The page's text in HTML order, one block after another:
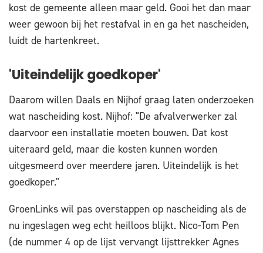
kost de gemeente alleen maar geld. Gooi het dan maar
weer gewoon bij het restafval in en ga het nascheiden,
luidt de hartenkreet.
'Uiteindelijk goedkoper'
Daarom willen Daals en Nijhof graag laten onderzoeken
wat nascheiding kost. Nijhof: "De afvalverwerker zal
daarvoor een installatie moeten bouwen. Dat kost
uiteraard geld, maar die kosten kunnen worden
uitgesmeerd over meerdere jaren. Uiteindelijk is het
goedkoper."
GroenLinks wil pas overstappen op nascheiding als de
nu ingeslagen weg echt heilloos blijkt. Nico-Tom Pen
(de nummer 4 op de lijst vervangt lijsttrekker Agnes